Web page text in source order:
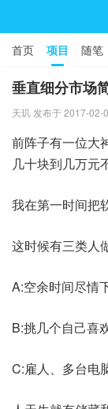
首页 项目 随笔
垂直细分市场
天玑 发布于 2017-02-
前阵子有一位大
几十块到几万元
我在第一时间把
这时候有三类人
A:空余时间尽情
B:挑几个自己喜
C:雇人、多台电